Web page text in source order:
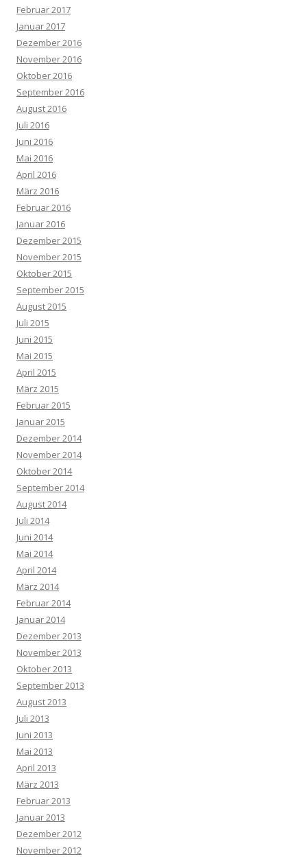
Februar 2017
Januar 2017
Dezember 2016
November 2016
Oktober 2016
September 2016
August 2016
Juli 2016
Juni 2016
Mai 2016
April 2016
März 2016
Februar 2016
Januar 2016
Dezember 2015
November 2015
Oktober 2015
September 2015
August 2015
Juli 2015
Juni 2015
Mai 2015
April 2015
März 2015
Februar 2015
Januar 2015
Dezember 2014
November 2014
Oktober 2014
September 2014
August 2014
Juli 2014
Juni 2014
Mai 2014
April 2014
März 2014
Februar 2014
Januar 2014
Dezember 2013
November 2013
Oktober 2013
September 2013
August 2013
Juli 2013
Juni 2013
Mai 2013
April 2013
März 2013
Februar 2013
Januar 2013
Dezember 2012
November 2012